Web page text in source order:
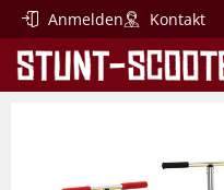
Anmelden Kontakt